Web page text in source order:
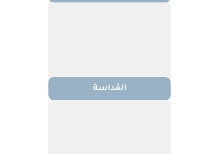
القداسة